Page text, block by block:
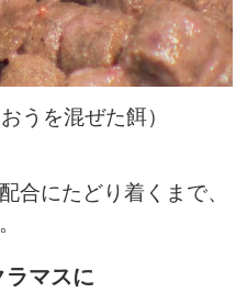
うを混ぜた餌）
合にたどり着くまで、
マスに